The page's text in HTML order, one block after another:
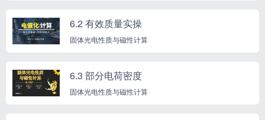
6.2 有效质量实操
固体光电性质与磁性计算
6.3 部分电荷密度
固体光电性质与磁性计算